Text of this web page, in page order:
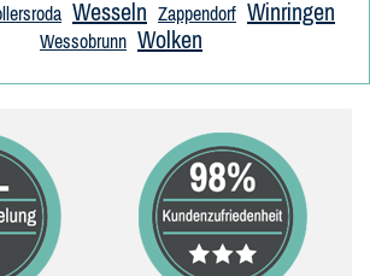
Wesseln Zappendorf Winringen
Wessobrunn Wolken